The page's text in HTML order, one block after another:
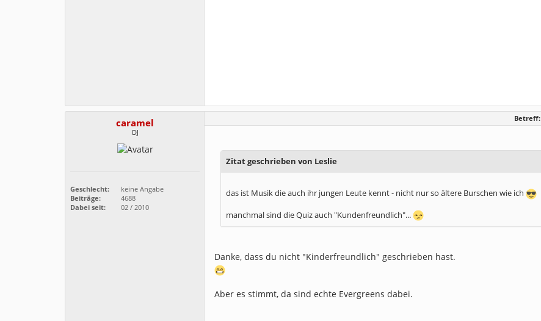
caramel
DJ
Geschlecht:
keine Angabe
Beiträge:
4688
Dabei seit:
02 / 2010
Betreff:
Zitat geschrieben von Leslie
das ist Musik die auch ihr jungen Leute kennt - nicht nur so ältere Burschen wie ich
manchmal sind die Quiz auch "Kundenfreundlich"...
Danke, dass du nicht "Kinderfreundlich" geschrieben hast.
Aber es stimmt, da sind echte Evergreens dabei.